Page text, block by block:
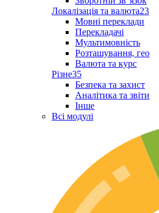
Локалізація та валюта23
Мовні переклади
Перекладачі
Мультимовність
Розташування, гео
Валюта та курс
Різне35
Безпека та захист
Аналітика та звіти
Інше
Всі модулі